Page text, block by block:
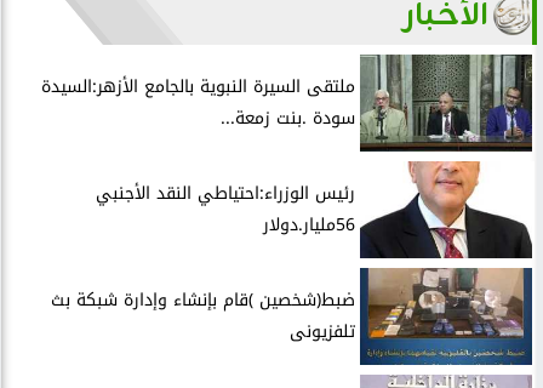
الأخبار
ملتقى السيرة النبوية بالجامع الأزهر:السيدة
سودة .بنت زمعة...
رئيس الوزراء:احتياطي النقد الأجنبي
56مليار.دولار
ضبط(شخصين )قام بإنشاء وإدارة شبكة بث
تلفزيونى